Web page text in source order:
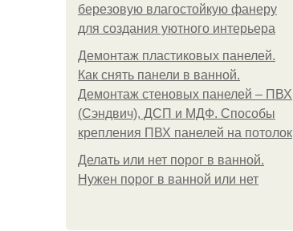
березовую влагостойкую фанеру
для создания уютного интерьера
Демонтаж пластиковых панелей.
Как снять панели в ванной.
Демонтаж стеновых панелей – ПВХ
(Сэндвич), ДСП и МДФ. Способы
крепления ПВХ панелей на потолок
Делать или нет порог в ванной.
Нужен порог в ванной или нет